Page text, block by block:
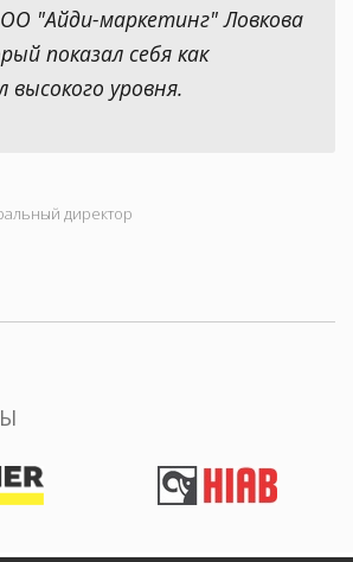
"Айди-маркетинг" Ловкова
показал себя как
высокого уровня.
директор